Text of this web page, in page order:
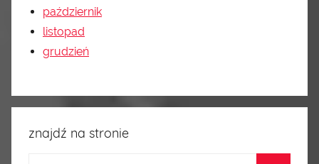
październik
listopad
grudzień
znajdź na stronie